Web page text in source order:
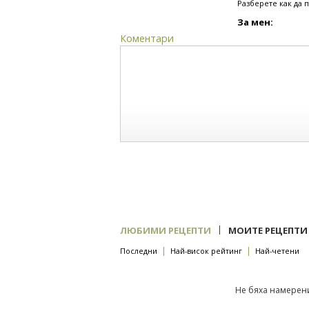
Разберете как да
За мен:
Коментари
ЛЮБИМИ РЕЦЕПТИ | МОИТЕ РЕЦЕПТИ
Последни | Най-висок рейтинг | Най-четени
Не бяха